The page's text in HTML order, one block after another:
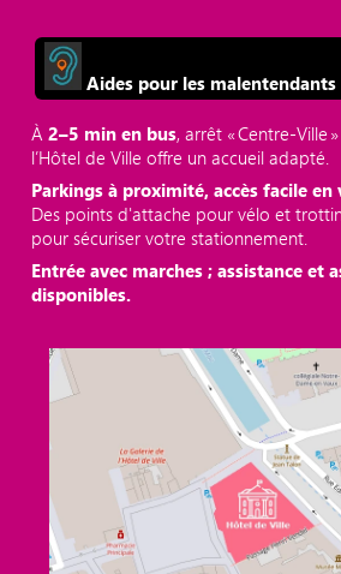
Aides pour les malentendants
À2–5 min en bus, arrêt « Centre‑Ville
l’Hôtel de Ville offre un accueil adapté.
Parkings à proximité, accès facile
Des points d'attache pour vélo et
pour sécuriser votre stationnement.
Entrée avec marches ; assistance et
disponibles.